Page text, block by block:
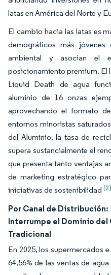
latas en América del Norte y
El cambio hacia las latas es
demográficos más jóvenes
ambiental y asocian el
posicionamiento premium. El
Liquid Death de agua
aluminio de 16 onzas
aprovechando el formato
entornos minoristas
del Aluminio, la tasa de
supera sustancialmente el
que presenta tanto ventajas
de marketing estratégico
iniciativas de sostenibilidad [2]
Por Canal de Distribución:
Interrumpe el Dominio
Tradicional
En 2025, los supermercados
64,56% de las ventas de